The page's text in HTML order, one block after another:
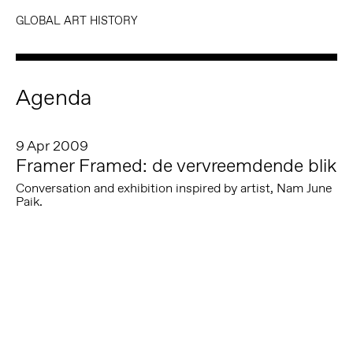
GLOBAL ART HISTORY
Agenda
9 Apr 2009
Framer Framed: de vervreemdende blik
Conversation and exhibition inspired by artist, Nam June
Paik.